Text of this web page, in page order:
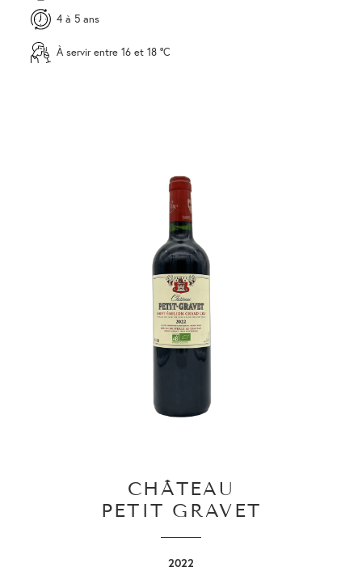
4 à 5 ans
À servir entre 16 et 18 °C
CHÂTEAU
PETIT GRAVET
2022